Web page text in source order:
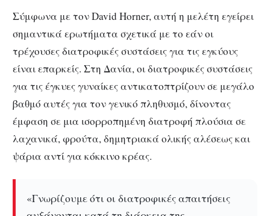
Σύμφωνα με τον David Horner, αυτή η μελέτη εγείρει
σημαντικά ερωτήματα σχετικά με το εάν οι
τρέχουσες διατροφικές συστάσεις για τις εγκύους
είναι επαρκείς. Στη Δανία, οι διατροφικές συστάσεις
για τις έγκυες γυναίκες αντικατοπτρίζουν σε μεγάλο
βαθμό αυτές για τον γενικό πληθυσμό, δίνοντας
έμφαση σε μια ισορροπημένη διατροφή πλούσια σε
λαχανικά, φρούτα, δημητριακά ολικής αλέσεως και
ψάρια αντί για κόκκινο κρέας.
«Γνωρίζουμε ότι οι διατροφικές απαιτήσεις